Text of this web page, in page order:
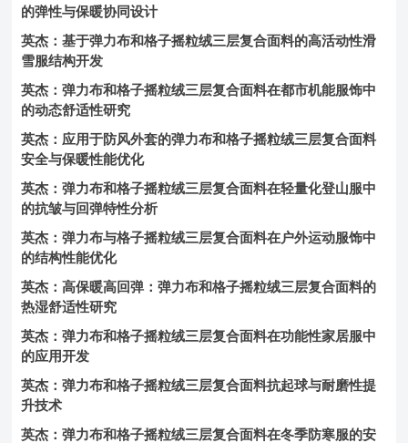
的弹性与保暖协同设计
英杰：基于弹力布和格子摇粒绒三层复合面料的高活动性滑
雪服结构开发
英杰：弹力布和格子摇粒绒三层复合面料在都市机能服饰中
的动态舒适性研究
英杰：应用于防风外套的弹力布和格子摇粒绒三层复合面料
安全与保暖性能优化
英杰：弹力布和格子摇粒绒三层复合面料在轻量化登山服中
的抗皱与回弹特性分析
英杰：弹力布与格子摇粒绒三层复合面料在户外运动服饰中
的结构性能优化
英杰：高保暖高回弹：弹力布和格子摇粒绒三层复合面料的
热湿舒适性研究
英杰：弹力布和格子摇粒绒三层复合面料在功能性家居服中
的应用开发
英杰：弹力布和格子摇粒绒三层复合面料抗起球与耐磨性提
升技术
英杰：弹力布和格子摇粒绒三层复合面料在冬季防寒服的安